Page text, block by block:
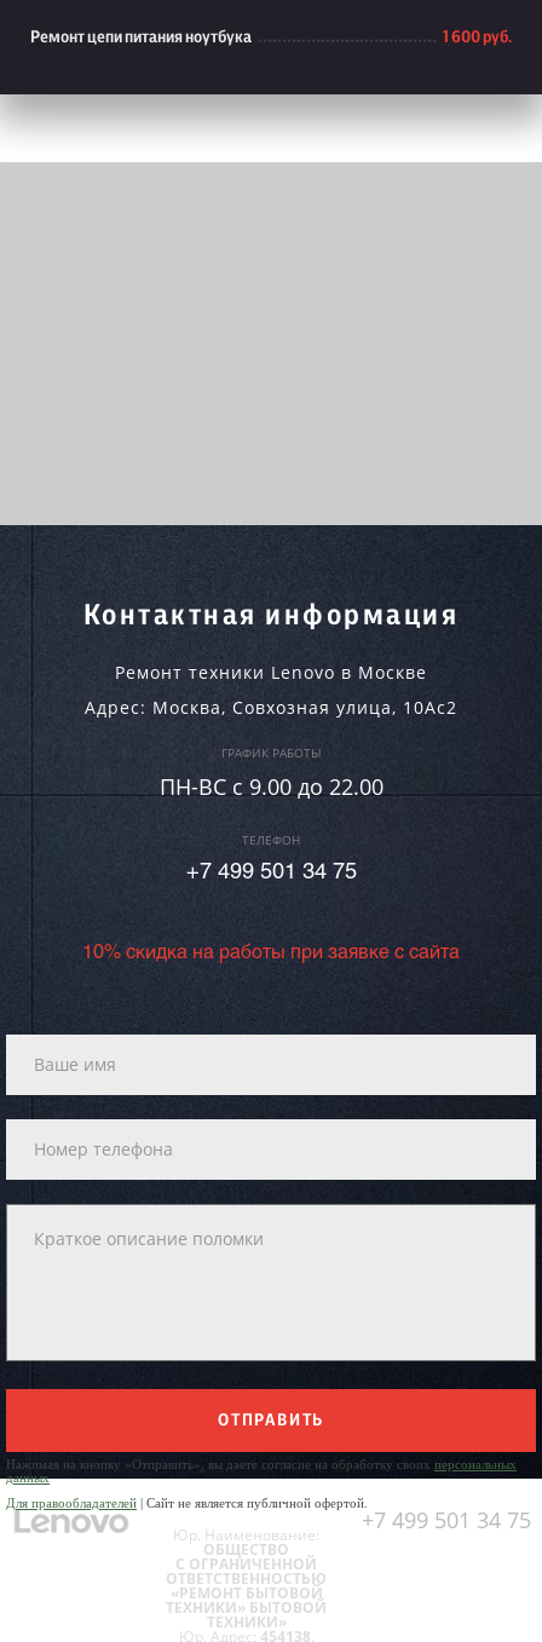
Ремонт цепи питания ноутбука 1 600 руб.
Контактная информация
Ремонт техники Lenovo в Москве
Адрес: Москва, Совхозная улица, 10Ас2
ГРАФИК РАБОТЫ
ПН-ВC c 9.00 до 22.00
ТЕЛЕФОН
+7 499 501 34 75
10% скидка на работы при заявке с сайта
ОТПРАВИТЬ
Нажимая на кнопку «Отправить», вы даете согласие на обработку своих персональных
данных
Для правообладателей | Сайт не является публичной офертой.
+7 499 501 34 75
Юр. Наименование:
ОБЩЕСТВО
С ОГРАНИЧЕННОЙ
ОТВЕТСТВЕННОСТЬЮ
«РЕМОНТ БЫТОВОЙ
ТЕХНИКИ» БЫТОВОЙ
ТЕХНИКИ»
Юр. Адрес: 454138,